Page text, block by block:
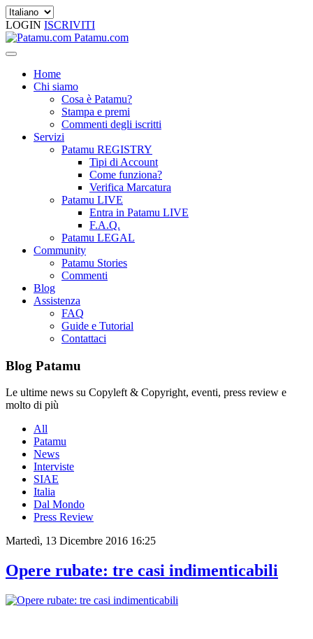
LOGIN ISCRIVITI
Patamu.com
Home
Chi siamo
Cosa è Patamu?
Stampa e premi
Commenti degli iscritti
Servizi
Patamu REGISTRY
Tipi di Account
Come funziona?
Verifica Marcatura
Patamu LIVE
Entra in Patamu LIVE
F.A.Q.
Patamu LEGAL
Community
Patamu Stories
Commenti
Blog
Assistenza
FAQ
Guide e Tutorial
Contattaci
Blog Patamu
Le ultime news su Copyleft & Copyright, eventi, press review e
molto di più
All
Patamu
News
Interviste
SIAE
Italia
Dal Mondo
Press Review
Martedì, 13 Dicembre 2016 16:25
Opere rubate: tre casi indimenticabili